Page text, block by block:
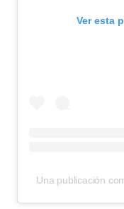
Ver esta
Una publicación